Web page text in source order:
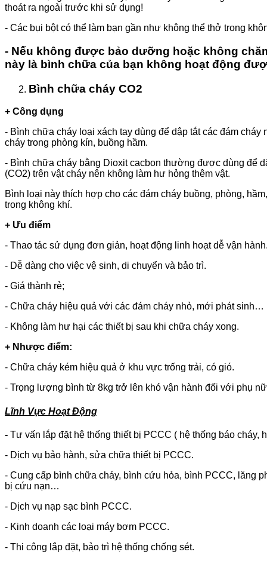
thoát ra ngoài trước khi sử dụng!
- Các bụi bột có thể làm bạn gần như không thể thở trong
- Nếu không được bảo dưỡng hoặc không
này là bình chữa của bạn không hoạt động
Bình chữa cháy CO2
+ Công dụng
- Bình chữa cháy loại xách tay dùng để dập tắt các đám
cháy trong phòng kín, buồng hầm.
- Bình chữa cháy bằng Dioxit cacbon thường được dùng để
(CO2) trên vật cháy nên không làm hư hỏng thêm vật.
Bình loại này thích hợp cho các đám cháy buồng, phòng,
trong không khí.
+ Ưu điểm
- Thao tác sử dụng đơn giản, hoạt động linh hoạt dễ vận
- Dễ dàng cho việc vệ sinh, di chuyển và bảo trì.
- Giá thành rẻ;
- Chữa cháy hiệu quả với các đám cháy nhỏ, mới phát sinh…
- Không làm hư hại các thiết bị sau khi chữa cháy xong.
+ Nhược điểm:
- Chữa cháy kém hiệu quả ở khu vực trống trải, có gió.
- Trọng lượng bình từ 8kg trở lên khó vận hành đối với phụ
Lĩnh Vực Hoạt Động
- Tư vấn lắp đặt hệ thống thiết bị PCCC ( hệ thống báo cháy,
- Dịch vụ bảo hành, sửa chữa thiết bị PCCC.
- Cung cấp bình chữa cháy, bình cứu hỏa, bình PCCC, lăng
bị cứu nạn…
- Dịch vụ nạp sạc bình PCCC.
- Kinh doanh các loại máy bơm PCCC.
- Thi công lắp đặt, bảo trì hệ thống chống sét.